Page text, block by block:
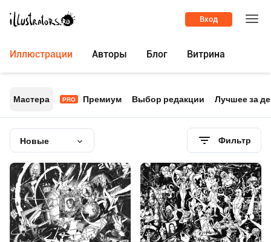
Вход
Иллюстрации Авторы Блог Витрина
Новые
Мастера PRO Премиум Выбор редакции Лучшее за
Фильтр